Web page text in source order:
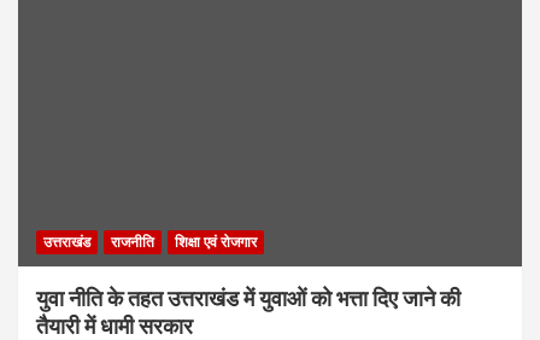
उत्तराखंड राजनीति शिक्षा एवं रोजगार
युवा नीति के तहत उत्तराखंड में युवाओं को भत्ता दिए जाने की
तैयारी में धामी सरकार